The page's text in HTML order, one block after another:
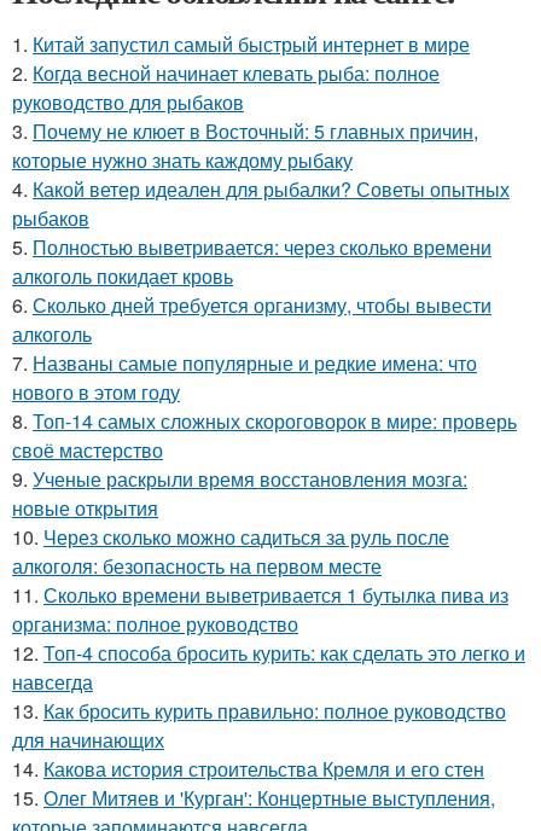
1. Китай запустил самый быстрый интернет в мире
2. Когда весной начинает клевать рыба: полное
руководство для рыбаков
3. Почему не клюет в Восточный: 5 главных причин,
которые нужно знать каждому рыбаку
4. Какой ветер идеален для рыбалки? Советы опытных
рыбаков
5. Полностью выветривается: через сколько времени
алкоголь покидает кровь
6. Сколько дней требуется организму, чтобы вывести
алкоголь
7. Названы самые популярные и редкие имена: что
нового в этом году
8. Топ-14 самых сложных скороговорок в мире: проверь
своё мастерство
9. Ученые раскрыли время восстановления мозга:
новые открытия
10. Через сколько можно садиться за руль после
алкоголя: безопасность на первом месте
11. Сколько времени выветривается 1 бутылка пива из
организма: полное руководство
12. Топ-4 способа бросить курить: как сделать это легко и
навсегда
13. Как бросить курить правильно: полное руководство
для начинающих
14. Какова история строительства Кремля и его стен
15. Олег Митяев и 'Курган': Концертные выступления,